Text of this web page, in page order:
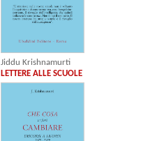
Jiddu Krishnamurti
LETTERE ALLE SCUOLE